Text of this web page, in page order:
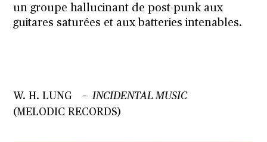
un groupe hallucinant de post-punk aux
guitares saturées et aux batteries intenables.
W. H. LUNG –INCIDENTAL MUSIC
(MELODIC RECORDS)